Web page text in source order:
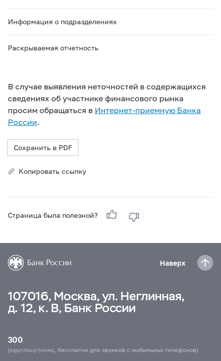
Информация о подразделениях
Раскрываемая отчетность
В случае выявления неточностей в содержащихся
сведениях об участнике финансового рынка
просим обращаться в Интернет-приемную Банка
России.
Сохранить в PDF
Копировать ссылку
Страница была полезной?
Наверх
107016, Москва, ул. Неглинная,
д. 12, к. В, Банк России
300
(круглосуточно, бесплатно для звонков с мобильных телефонов)